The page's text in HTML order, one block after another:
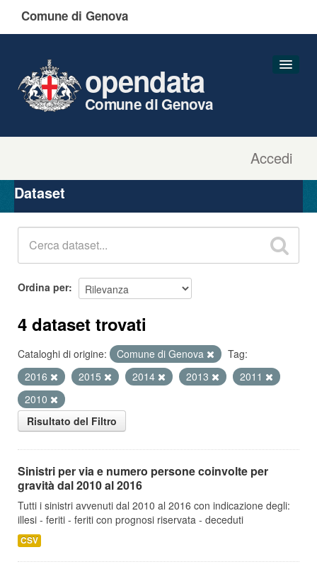
Comune di Genova
Accedi
opendata
Comune di Genova
Organizzazioni
Gruppi
Dataset
Ordina per
4 dataset trovati
Cataloghi di origine: Comune di Genova
Tag:
2016
2015 2014 2013
2011
2010
Risultato del Filtro
Sinistri per via e numero persone coinvolte per
gravità dal 2010 al 2016
Tutti i sinistri avvenuti dal 2010 al 2016 con indicazione degli:
illesi - feriti - feriti con prognosi riservata - deceduti
CSV